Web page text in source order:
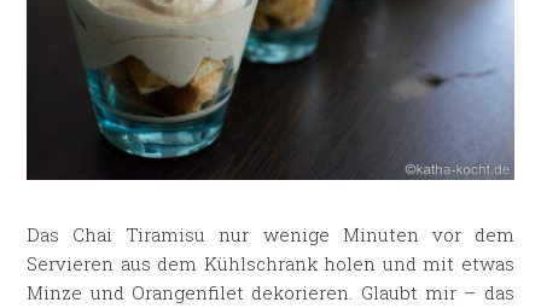
Das Chai Tiramisu nur wenige Minuten vor dem
Servieren aus dem Kühlschrank holen und mit etwas
Minze und Orangenfilet dekorieren. Glaubt mir – das